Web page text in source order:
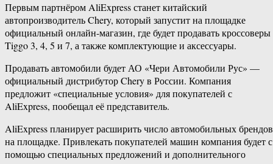
Первым партнёром AliExpress станет китайский
автопроизводитель Chery, который запустит на площадке
официальный онлайн-магазин, где будет продавать кроссоверы
Tiggo 3, 4, 5 и 7, а также комплектующие и аксессуары.
Продавать автомобили будет АО «Чери Автомобили Рус» —
официальный дистрибутор Chery в России. Компания
предложит «специальные условия» для покупателей с
AliExpress, пообещал её представитель.
AliExpress планирует расширить число автомобильных брендов
на площадке. Привлекать покупателей машин компания будет с
помощью специальных предложений и дополнительного